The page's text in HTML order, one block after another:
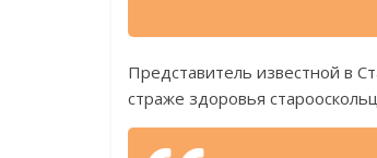
Представитель известной в
страже здоровья